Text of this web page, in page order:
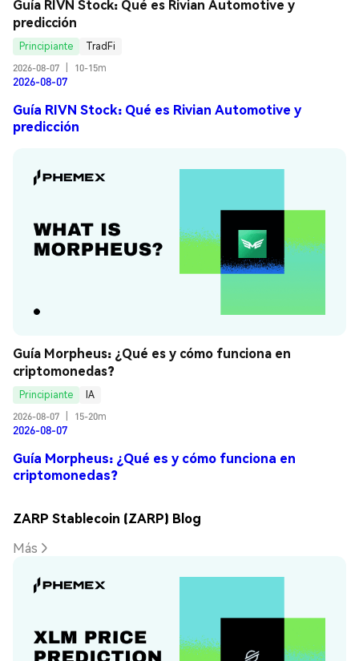
Guía RIVN Stock: Qué es Rivian Automotive y
predicción
Principiante
TradFi
2026-08-07
10-15m
2026-08-07
Guía RIVN Stock: Qué es Rivian Automotive y
predicción
Guía Morpheus: ¿Qué es y cómo funciona en
criptomonedas?
Principiante
IA
2026-08-07
15-20m
2026-08-07
Guía Morpheus: ¿Qué es y cómo funciona en
criptomonedas?
ZARP Stablecoin (ZARP) Blog
Más